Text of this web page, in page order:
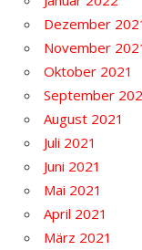
Dezember
November
Oktober 2021
September
August 2021
Juli 2021
Juni 2021
Mai 2021
April 2021
März 2021